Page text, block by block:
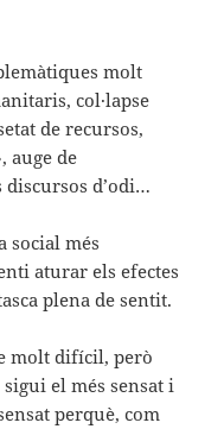
molt
col·lapse
de recursos,
auge de
d’odi…
social més
aturar els efectes
plena de sentit.
molt difícil, però
el més sensat i
perquè, com